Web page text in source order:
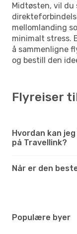
Midtøsten, vil du
mellomlanding
minimalt stress.
å sammenligne
og bestill den
Flyreiser
Hvordan kan
på Travellink?
Når er den
Populære byer